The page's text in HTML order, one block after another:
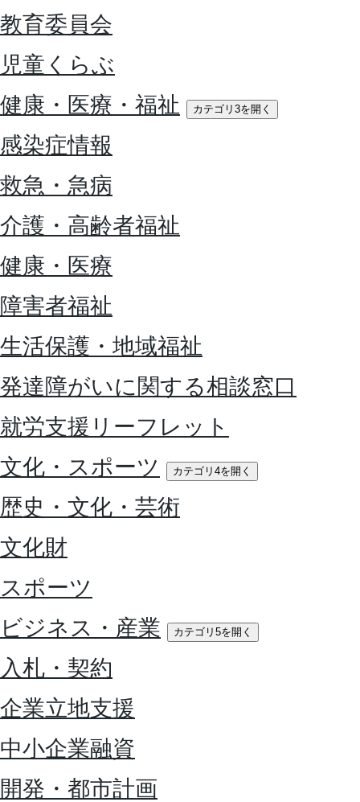
教育委員会
児童くらぶ
健康・医療・福祉
カテゴリ3を開く
感染症情報
救急・急病
介護・高齢者福祉
健康・医療
障害者福祉
生活保護・地域福祉
発達障がいに関する相談窓口
就労支援リーフレット
文化・スポーツ
カテゴリ4を開く
歴史・文化・芸術
文化財
スポーツ
ビジネス・産業
カテゴリ5を開く
入札・契約
企業立地支援
中小企業融資
開発・都市計画